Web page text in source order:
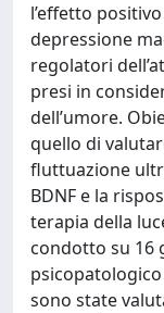
l’effetto
depressione
regolatori
presi in
dell’umore.
quello di
fluttuazione
BDNF e la
terapia della
condotto su 16
sono state